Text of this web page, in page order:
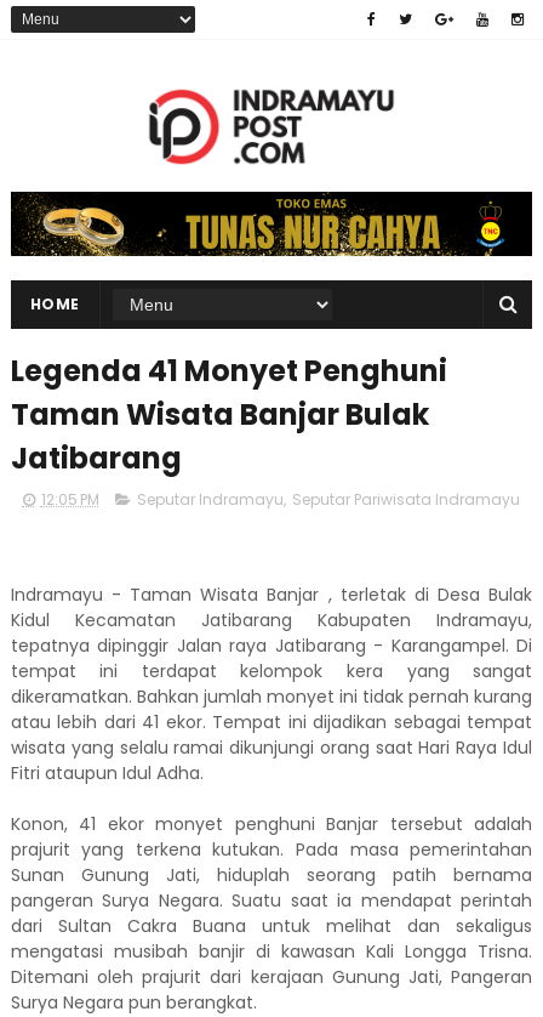
HOME
Legenda 41 Monyet Penghuni
Taman Wisata Banjar Bulak
Jatibarang
12:05 PM Seputar Indramayu, Seputar Pariwisata Indramayu
Indramayu - Taman Wisata Banjar , terletak di Desa Bulak
Kidul Kecamatan Jatibarang Kabupaten Indramayu,
tepatnya dipinggir Jalan raya Jatibarang - Karangampel. Di
tempat ini terdapat kelompok kera yang sangat
dikeramatkan. Bahkan jumlah monyet ini tidak pernah kurang
atau lebih dari 41 ekor. Tempat ini dijadikan sebagai tempat
wisata yang selalu ramai dikunjungi orang saat Hari Raya Idul
Fitri ataupun Idul Adha.
Konon, 41 ekor monyet penghuni Banjar tersebut adalah
prajurit yang terkena kutukan. Pada masa pemerintahan
Sunan Gunung Jati, hiduplah seorang patih bernama
pangeran Surya Negara. Suatu saat ia mendapat perintah
dari Sultan Cakra Buana untuk melihat dan sekaligus
mengatasi musibah banjir di kawasan Kali Longga Trisna.
Ditemani oleh prajurit dari kerajaan Gunung Jati, Pangeran
Surya Negara pun berangkat.